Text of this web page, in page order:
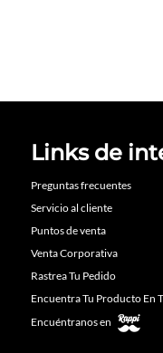
Links de
Preguntas frecuentes
Servicio al cliente
Puntos de venta
Venta Corporativa
Rastrea Tu Pedido
Encuentra Tu Producto En
Encuéntranos en